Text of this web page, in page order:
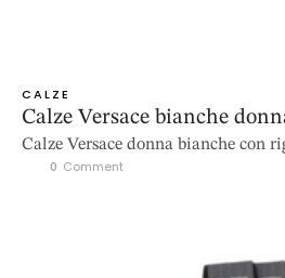
CALZE
Calze Versace bianche
Calze Versace donna bianche con
0 Comment